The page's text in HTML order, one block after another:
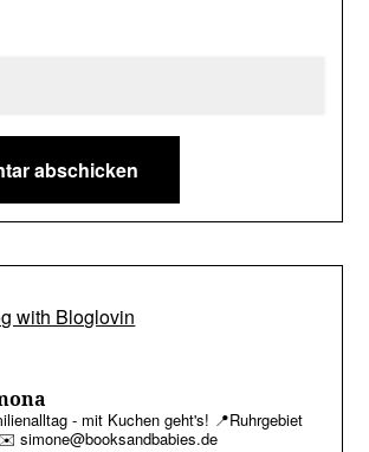
with Bloglovin
- mit Kuchen geht's! 📍Ruhrgebiet
✉️ simone@booksandbabies.de